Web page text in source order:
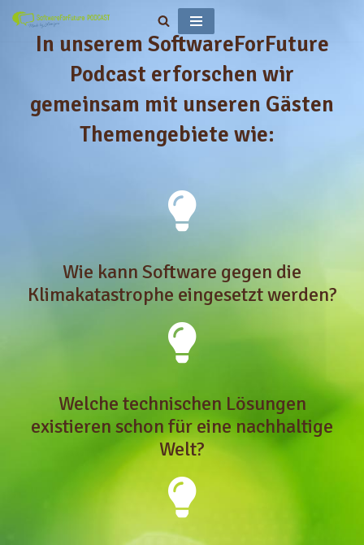
In unserem SoftwareForFuture
Podcast erforschen wir
gemeinsam mit unseren Gästen
Themengebiete wie:
Wie kann Software gegen die
Klimakatastrophe eingesetzt werden?
Welche technischen Lösungen
existieren schon für eine nachhaltige
Welt?